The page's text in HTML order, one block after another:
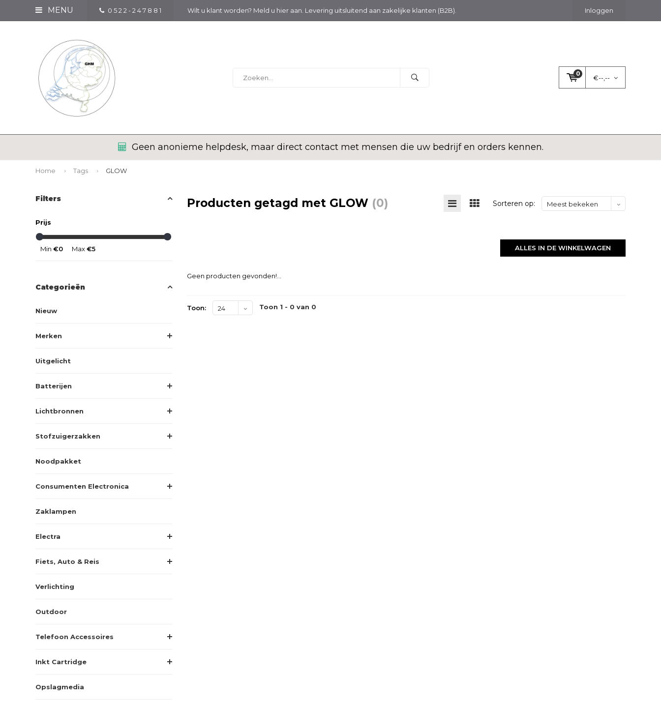
MENU 0 5 2 2 - 2 4 7 8 8 1 Wilt u klant worden? Meld u hier aan. Levering uitsluitend aan zakelijke klanten (B2B). Inloggen
0
€--,--
Geen anonieme helpdesk, maar direct contact met mensen die uw bedrijf en orders kennen.
Home Tags GLOW
Filters
Prijs
Min €0 Max€5
Categorieën
Nieuw
Merken
Uitgelicht
Batterijen
Lichtbronnen
Stofzuigerzakken
Noodpakket
Consumenten Electronica
Zaklampen
Electra
Fiets, Auto & Reis
Verlichting
Outdoor
Telefoon Accessoires
Inkt Cartridge
Opslagmedia
Producten getagd met GLOW (0) Sorteren op: Meest bekeken
ALLES IN DE WINKELWAGEN
Geen producten gevonden!...
Toon: 24 Toon 1 - 0 van 0